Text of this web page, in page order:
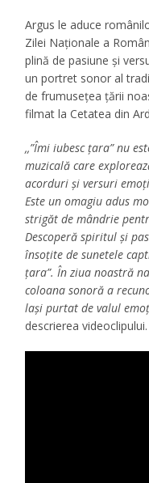
Argus le aduce
Zilei Naționale a
plină de pasiune și
un portret sonor al
de frumusețea țării
filmat la Cetatea din
,,”Îmi iubesc țara” nu
muzicală care
acorduri și versuri
Este un omagiu adus
strigăt de mândrie
Descoperă spiritul și
însoțite de sunetele
țara”. În ziua noastră
coloana sonoră a
lași purtat de valul
descrierea videoclipului.